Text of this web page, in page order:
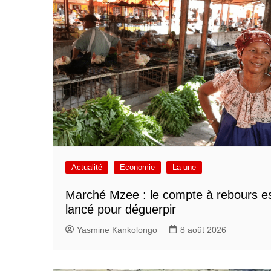
Actualité Economie La une
Marché Mzee : le compte à rebours
lancé pour déguerpir
Yasmine Kankolongo 8 août 2026